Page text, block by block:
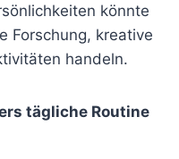
könnte
Forschung, kreative
handeln.
tägliche Routine